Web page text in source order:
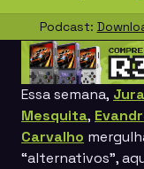
RestartRewind
10s
Play
10s
Podcast:
Essa semana,
Mesquita,
Carvalho
“alternativos”,